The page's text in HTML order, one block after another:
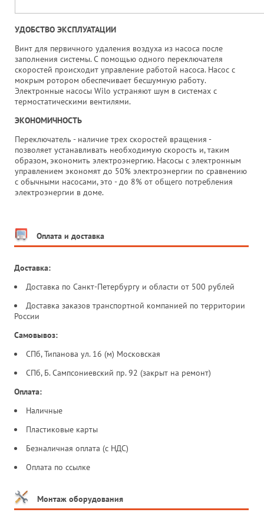
УДОБСТВО ЭКСПЛУАТАЦИИ
Винт для первичного удаления воздуха из насоса после
заполнения системы. С помощью одного переключателя
скоростей происходит управление работой насоса. Насос с
мокрым ротором обеспечивает бесшумную работу.
Электронные насосы Wilo устраняют шум в системах с
термостатическими вентилями.
ЭКОНОМИЧНОСТЬ
Переключатель - наличие трех скоростей вращения -
позволяет устанавливать необходимую скорость и, таким
образом, экономить электроэнергию. Насосы с электронным
управлением экономят до 50% электроэнергии по сравнению
с обычными насосами, это - до 8% от общего потребления
электроэнергии в доме.
Оплата и доставка
Доставка:
Доставка по Санкт-Петербургу и области от 500 рублей
Доставка заказов транспортной компанией по территории
России
Самовывоз:
СПб, Типанова ул. 16 (м) Московская
СПб, Б. Сампсониевский пр. 92 (закрыт на ремонт)
Оплата:
Наличные
Пластиковые карты
Безналичная оплата (с НДС)
Оплата по ссылке
Монтаж оборудования